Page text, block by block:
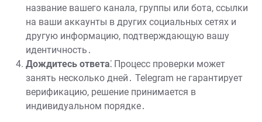
название вашего канала, группы или бота, ссылки
на ваши аккаунты в других социальных сетях и
другую информацию, подтверждающую вашу
идентичность․
Дождитесь ответа⁚ Процесс проверки может
занять несколько дней․ Telegram не гарантирует
верификацию, решение принимается в
индивидуальном порядке․